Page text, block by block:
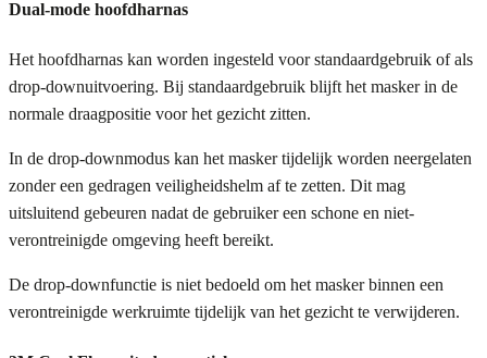
Dual-mode hoofdharnas
Het hoofdharnas kan worden ingesteld voor standaardgebruik of als
drop-downuitvoering. Bij standaardgebruik blijft het masker in de
normale draagpositie voor het gezicht zitten.
In de drop-downmodus kan het masker tijdelijk worden neergelaten
zonder een gedragen veiligheidshelm af te zetten. Dit mag
uitsluitend gebeuren nadat de gebruiker een schone en niet-
verontreinigde omgeving heeft bereikt.
De drop-downfunctie is niet bedoeld om het masker binnen een
verontreinigde werkruimte tijdelijk van het gezicht te verwijderen.